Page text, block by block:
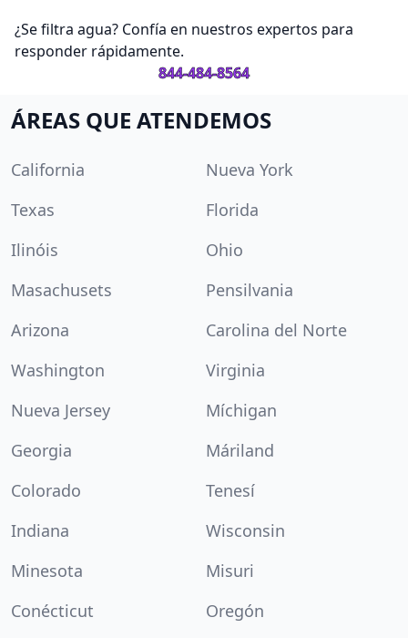
¿Se filtra agua? Confía en nuestros expertos para
responder rápidamente.
844-484-8564
ÁREAS QUE ATENDEMOS
California
Nueva York
Texas
Florida
Ilinóis
Ohio
Masachusets
Pensilvania
Arizona
Carolina del Norte
Washington
Virginia
Nueva Jersey
Míchigan
Georgia
Máriland
Colorado
Tenesí
Indiana
Wisconsin
Minesota
Misuri
Conécticut
Oregón